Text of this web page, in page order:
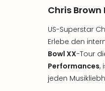
Chris
US-Superstar
Erlebe den
Bowl XX-Tour
Performances,
jeden